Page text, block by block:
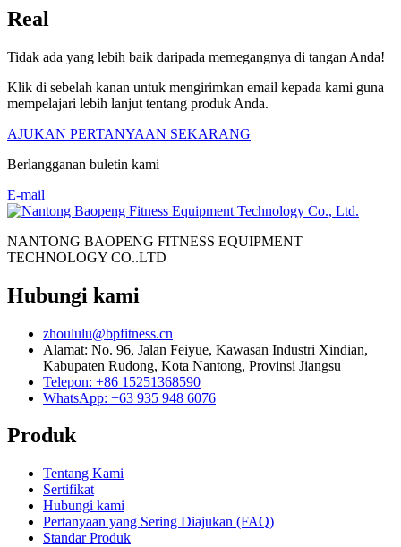
Real
Tidak ada yang lebih baik daripada memegangnya di tangan Anda!
Klik di sebelah kanan untuk mengirimkan email kepada kami guna
mempelajari lebih lanjut tentang produk Anda.
AJUKAN PERTANYAAN SEKARANG
Berlangganan buletin kami
E-mail
NANTONG BAOPENG FITNESS EQUIPMENT
TECHNOLOGY CO..LTD
Hubungi kami
zhoululu@bpfitness.cn
Alamat: No. 96, Jalan Feiyue, Kawasan Industri Xindian,
Kabupaten Rudong, Kota Nantong, Provinsi Jiangsu
Telepon: +86 15251368590
WhatsApp: +63 935 948 6076
Produk
Tentang Kami
Sertifikat
Hubungi kami
Pertanyaan yang Sering Diajukan (FAQ)
Standar Produk